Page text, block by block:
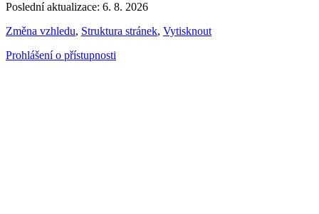
Poslední aktualizace: 6. 8. 2026
Změna vzhledu, Struktura stránek, Vytisknout
Prohlášení o přístupnosti